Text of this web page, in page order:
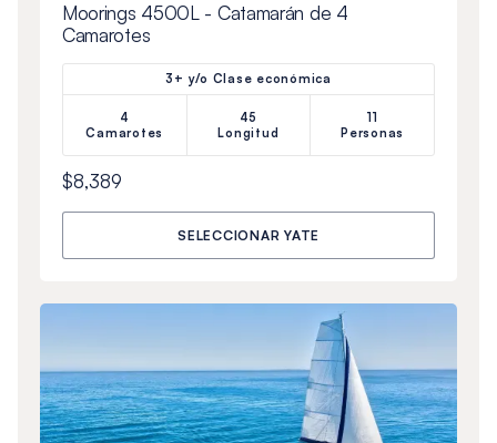
Moorings 4500L - Catamarán de 4
Camarotes
3+ y/o Clase económica
4
Camarotes
45
Longitud
11
Personas
$8,389
SELECCIONAR YATE